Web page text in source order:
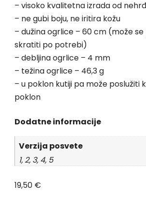
– visoko kvalitetna izrada od
– ne gubi boju, ne iritira kožu
– dužina ogrlice – 60 cm (može se
skratiti po potrebi)
– debljina ogrlice – 4 mm
– težina ogrlice – 46,3 g
– u poklon kutiji pa može poslužiti
poklon
Dodatne informacije
Verzija posvete
1, 2, 3, 4, 5
19,50 €